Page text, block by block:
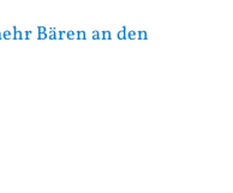
Bären an den